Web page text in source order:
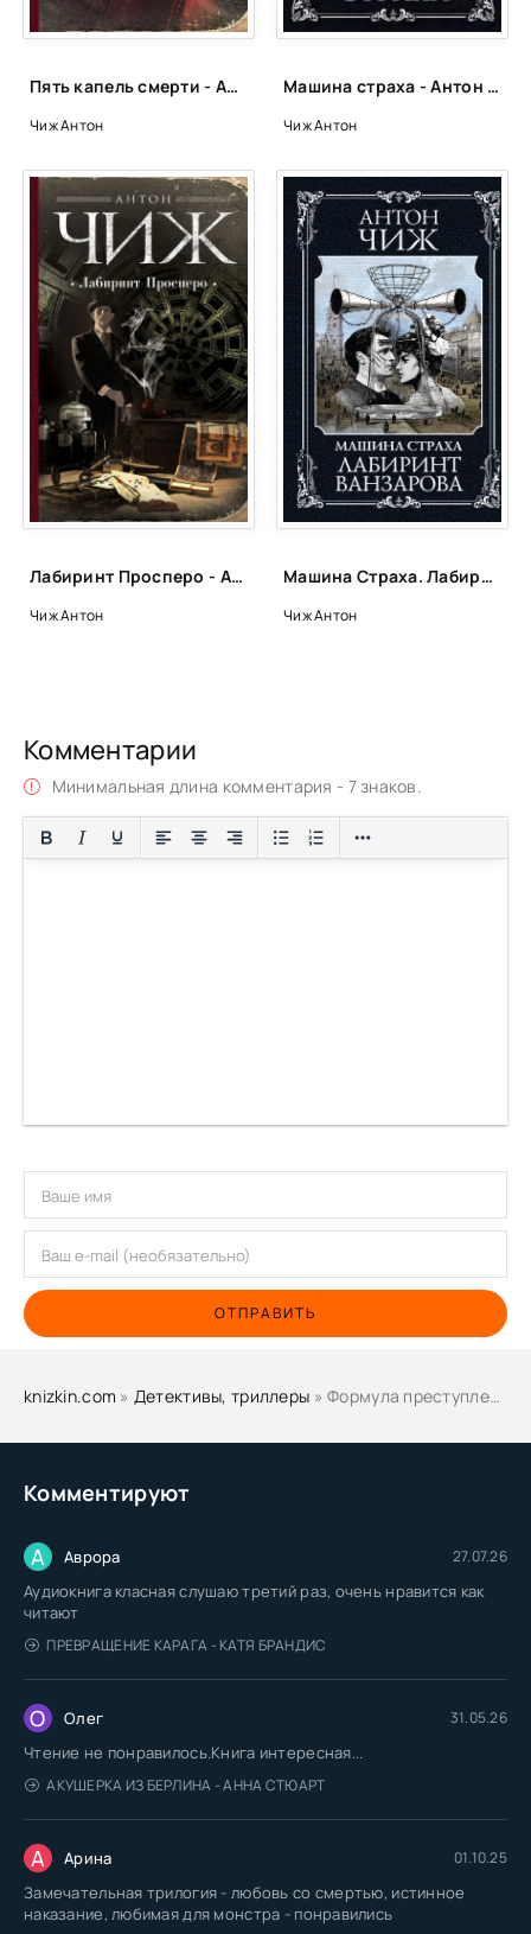
Комментируют
А Аврора 27.07.26
Аудиокнига класная слушаю третий раз, очень нравится как
читают
ПРЕВРАЩЕНИЕ КАРАГА - КАТЯ БРАНДИС
О Олег 31.05.26
Чтение не понравилось.Книга интересная...
АКУШЕРКА ИЗ БЕРЛИНА - АННА СТЮАРТ
А Арина 01.10.25
Замечательная трилогия - любовь со смертью, истинное
наказание, любимая для монстра - понравились
Пять капель смерти - Антон Чиж
Чиж Антон
Машина страха - Антон Чиж
Чиж Антон
Лабиринт Просперо - Антон Чиж
Чиж Антон
Машина Страха. Лабиринт Ванзарова - Антон Чиж
Чиж Антон
Комментарии
Минимальная длина комментария - 7 знаков.
ОТПРАВИТЬ
knizkin.com » Детективы, триллеры » Формула преступления - Антон Чиж